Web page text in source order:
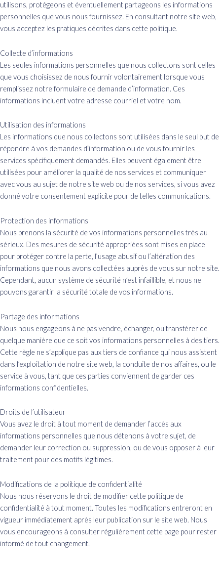
utilisons, protégeons et éventuellement partageons les informations
personnelles que vous nous fournissez. En consultant notre site web,
vous acceptez les pratiques décrites dans cette politique.
Collecte d’informations
Les seules informations personnelles que nous collectons sont celles
que vous choisissez de nous fournir volontairement lorsque vous
remplissez notre formulaire de demande d’information. Ces
informations incluent votre adresse courriel et votre nom.
Utilisation des informations
Les informations que nous collectons sont utilisées dans le seul but de
répondre à vos demandes d’information ou de vous fournir les
services spécifiquement demandés. Elles peuvent également être
utilisées pour améliorer la qualité de nos services et communiquer
avec vous au sujet de notre site web ou de nos services, si vous avez
donné votre consentement explicite pour de telles communications.
Protection des informations
Nous prenons la sécurité de vos informations personnelles très au
sérieux. Des mesures de sécurité appropriées sont mises en place
pour protéger contre la perte, l’usage abusif ou l’altération des
informations que nous avons collectées auprès de vous sur notre site.
Cependant, aucun système de sécurité n’est infaillible, et nous ne
pouvons garantir la sécurité totale de vos informations.
Partage des informations
Nous nous engageons à ne pas vendre, échanger, ou transférer de
quelque manière que ce soit vos informations personnelles à des tiers.
Cette règle ne s’applique pas aux tiers de confiance qui nous assistent
dans l’exploitation de notre site web, la conduite de nos affaires, ou le
service à vous, tant que ces parties conviennent de garder ces
informations confidentielles.
Droits de l’utilisateur
Vous avez le droit à tout moment de demander l’accès aux
informations personnelles que nous détenons à votre sujet, de
demander leur correction ou suppression, ou de vous opposer à leur
traitement pour des motifs légitimes.
Modifications de la politique de confidentialité
Nous nous réservons le droit de modifier cette politique de
confidentialité à tout moment. Toutes les modifications entreront en
vigueur immédiatement après leur publication sur le site web. Nous
vous encourageons à consulter régulièrement cette page pour rester
informé de tout changement.